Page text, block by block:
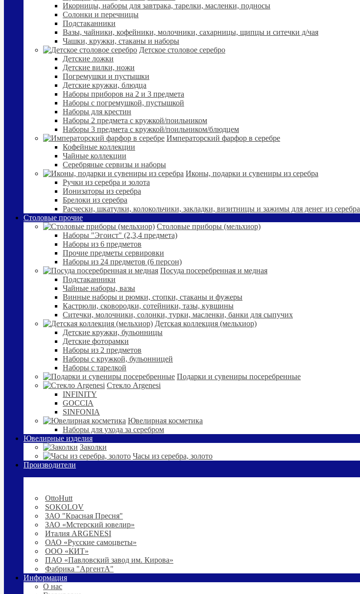
Икорницы, наборы для завтрака, тарелки, масленки, подносы
Солонки и перечницы
Подстаканники
Вазы, чайники, кофейники, молочники, сахарницы, щипцы и ситечки д/чая
Чашки, кружки, стаканы и наборы
Детское столовое серебро
Детские ложки
Детские вилки, ножи
Погремушки и пустышки
Детские кружки, блюдца
Наборы приборов на 2 и 3 предмета
Наборы с погремушкой, пустышкой
Наборы для крестин
Наборы 2 предмета с кружкой/поильником
Наборы 3 предмета с кружкой/поильником/блюдцем
Императорский фарфор в серебре
Кофейные коллекции
Чайные коллекции
Серебряные сервизы и наборы
Иконы, подарки и сувениры из серебра
Ручки из серебра и золота
Ионизаторы из серебра
Брелоки из серебра
Расчески, шкатулки, колокольчики, закладки, визитницы и зажимы для денег из серебра
Столовые прочие
Столовые приборы (мельхиор)
Наборы "Эгоист" (2,3,4 предмета)
Наборы из 6 предметов
Прочие предметы сервировки
Наборы из 24 предметов (6 персон)
Посуда посеребренная и медная
Подстаканники
Чайные наборы, вазы
Винные наборы и рюмки, стопки, стаканы и фужеры
Кастрюли, сковородки, сотейники, тазы, кувшины
Ситечки, молочники, солонки, турки, масленки, банки для сыпучих
Детская коллекция (мельхиор)
Детские кружки, бульонницы
Детские фоторамки
Наборы из 2 предметов
Наборы с кружкой, бульонницей
Наборы с тарелкой
Подарки и сувениры посеребренные
Стекло Argenesi
INFINITY
GOCCIA
SINFONIA
Ювелирная косметика
Наборы для ухода за серебром
Ювелирные изделия
Заколки
Часы из серебра, золото
Производители
OttoHutt
SOKOLOV
ЗАО "Красная Пресня"
ЗАО «Мстерский ювелир»
Италия ARGENESI
ОАО «Русские самоцветы»
ООО «КИТ»
ПАО «Павловский завод им. Кирова»
Фабрика "АргентА"
Информация
О нас